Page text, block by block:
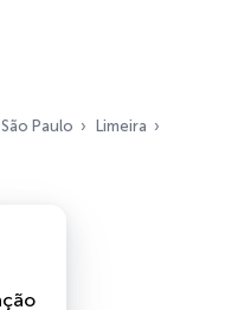
São Paulo
Limeira